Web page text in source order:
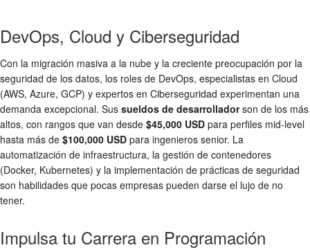
DevOps, Cloud y Ciberseguridad
Con la migración masiva a la nube y la creciente preocupación por la
seguridad de los datos, los roles de DevOps, especialistas en Cloud
(AWS, Azure, GCP) y expertos en Ciberseguridad experimentan una
demanda excepcional. Sus sueldos de desarrolladorson de los más
altos, con rangos que van desde $45,000 USD para perfiles mid-level
hasta más de $100,000 USD para ingenieros senior. La
automatización de infraestructura, la gestión de contenedores
(Docker, Kubernetes) y la implementación de prácticas de seguridad
son habilidades que pocas empresas pueden darse el lujo de no
tener.
Impulsa tu Carrera en Programación